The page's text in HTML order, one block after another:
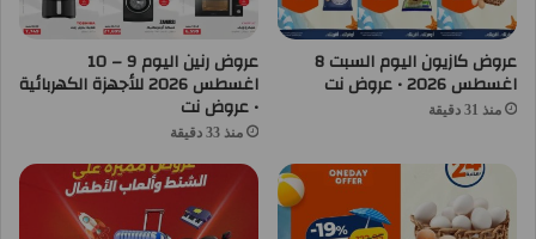
عروض كازيون اليوم السبت 8
اغسطس 2026 • عروض نت
منذ 31 دقيقة
عروض رنين اليوم 9 – 10
اغسطس 2026 للأجهزة الكهربائية
• عروض نت
منذ 33 دقيقة